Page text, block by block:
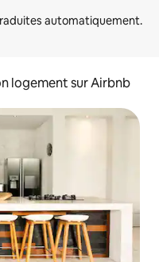
logement sur Airbnb